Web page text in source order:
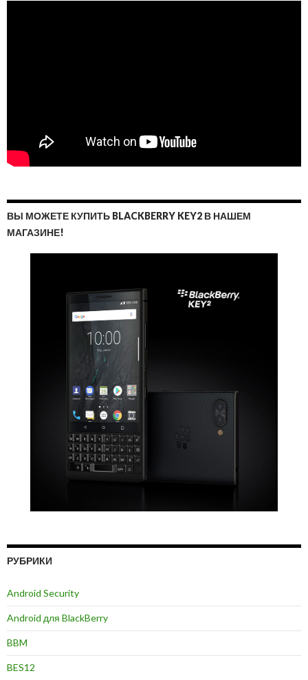
ВЫ МОЖЕТЕ КУПИТЬ BLACKBERRY KEY2 В НАШЕМ
МАГАЗИНЕ!
РУБРИКИ
Android Security
Android для BlackBerry
BBM
BES12